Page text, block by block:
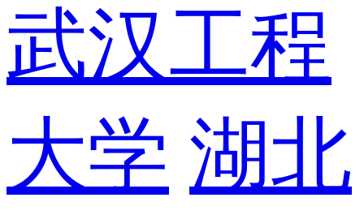
武汉工程
大学 湖北